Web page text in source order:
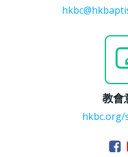
教會